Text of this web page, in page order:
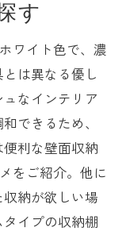
す
ワイト色で、濃
は異なる優し
なインテリア
できるため、
利な壁面収納
をご紹介。他に
納が欲しい場
イプの収納棚